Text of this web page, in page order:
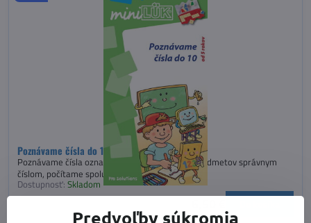
Poznávame čísla do 10 - miniLÜK
Poznávame čísla označovaním daného počtu predmetov správnym
číslom, počítame spolu do 6
Dostupnosť: Skladom
Predvoľby súkromia